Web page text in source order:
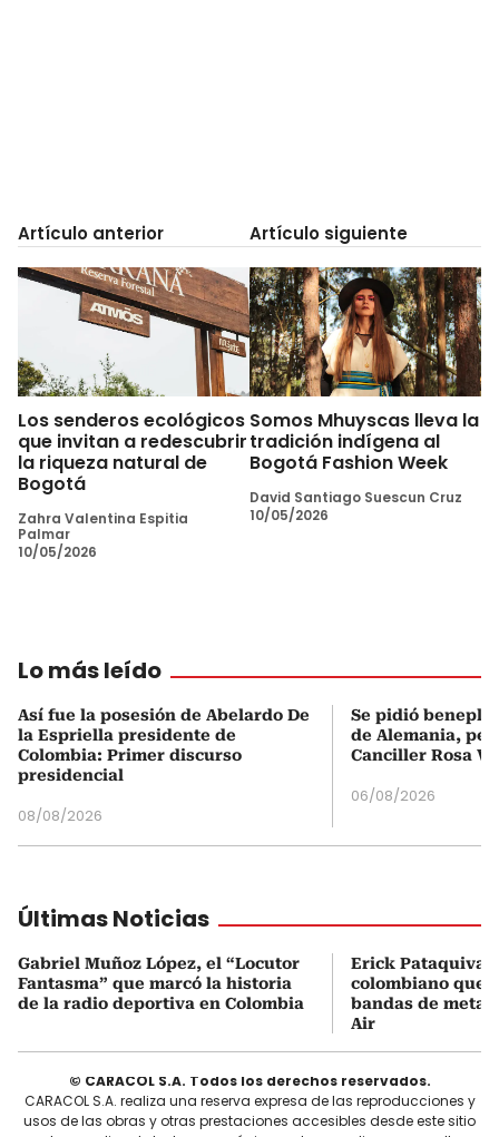
Artículo anterior
Los senderos ecológicos
que invitan a redescubrir
la riqueza natural de
Bogotá
Zahra Valentina Espitia
Palmar
10/05/2026
Artículo siguiente
Somos Mhuyscas lleva la
tradición indígena al
Bogotá Fashion Week
David Santiago Suescun Cruz
10/05/2026
Lo más leído
Así fue la posesión de Abelardo De
la Espriella presidente de
Colombia: Primer discurso
presidencial
08/08/2026
Se pidió
de Alemania,
Canciller Rosa
06/08/2026
Últimas Noticias
Gabriel Muñoz López, el “Locutor
Fantasma” que marcó la historia
de la radio deportiva en Colombia
Erick Pataquiva,
colombiano que
bandas de metal
Air
© CARACOL S.A. Todos los derechos reservados.
CARACOL S.A. realiza una reserva expresa de las reproducciones y
usos de las obras y otras prestaciones accesibles desde este sitio